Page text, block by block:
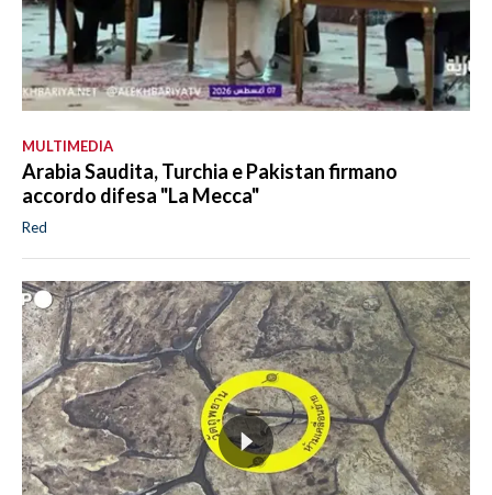
MULTIMEDIA
Arabia Saudita, Turchia e Pakistan firmano
accordo difesa "La Mecca"
Red